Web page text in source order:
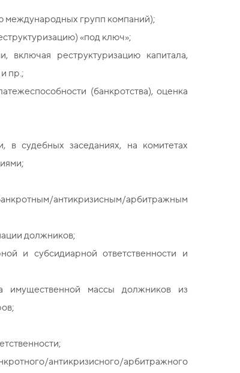
международных групп компаний);
«под ключ»;
включая реструктуризацию капитала,
пр.;
(банкротства), оценка
в судебных заседаниях, на комитетах
антикризисным/арбитражным
должников;
и субсидиарной ответственности и
имущественной массы должников из
антикризисного/арбитражного